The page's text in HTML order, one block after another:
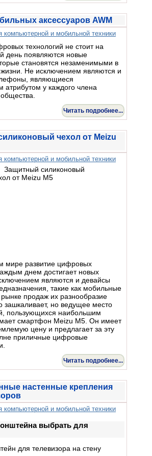
аксессуаров AWM
компьютерной и мобильной техники
технологий не стоит на
день появляются новые
становятся незаменимыми в
Не исключением являются и
являющиеся
у каждого члена
Читать подробнее...
чехол от Meizu
компьютерной и мобильной техники
мире развитие цифровых
днем достигает новых
являются и девайсы
такие как мобильные
продаж их разнообразие
зашкаливает, но ведущее место
пользующихся наибольшим
смартфон Meizu M5. Он имеет
цену и предлагает за эту
приличные цифровые
Читать подробнее...
настенные крепления
компьютерной и мобильной техники
выбрать для